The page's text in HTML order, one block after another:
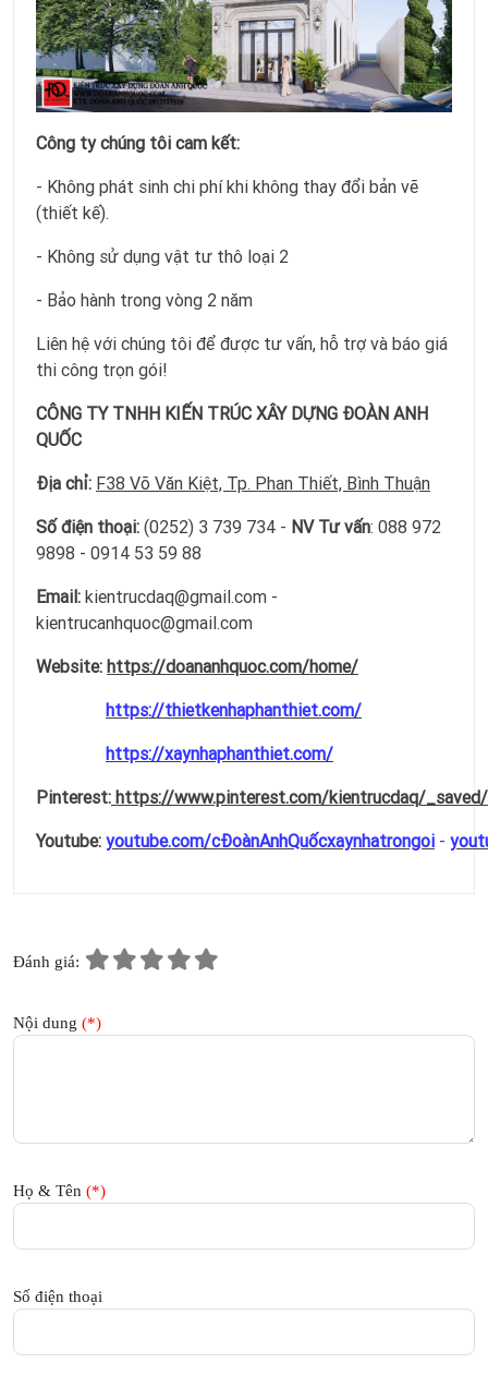
Công ty chúng tôi cam kết:
- Không phát sinh chi phí khi không thay đổi bản vẽ
(thiết kế).
- Không sử dụng vật tư thô loại 2
- Bảo hành trong vòng 2 năm
Liên hệ với chúng tôi để được tư vấn, hỗ trợ và báo giá
thi công trọn gói!
CÔNG TY TNHH KIẾN TRÚC XÂY DỰNG ĐOÀN ANH
QUỐC
Địa chỉ: F38 Võ Văn Kiệt, Tp. Phan Thiết, Bình Thuận
Số điện thoại: (0252) 3 739 734 - NV Tư vấn: 088 972
9898 - 0914 53 59 88
Email: kientrucdaq@gmail.com -
kientrucanhquoc@gmail.com
Website: https://doananhquoc.com/home/
https://thietkenhaphanthiet.com/
https://xaynhaphanthiet.com/
Pinterest: https://www.pinterest.com/kientrucdaq/_saved/
Youtube: youtube.com/cĐoànAnhQuốcxaynhatrongoi -
Đánh giá:
Nội dung (*)
Họ & Tên (*)
Số điện thoại